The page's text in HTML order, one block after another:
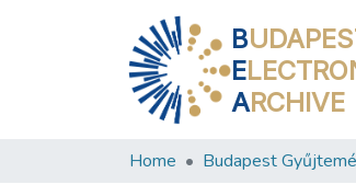
B
E
ARCHIVE
Home Budapest